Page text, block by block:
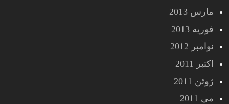
مارس 2013
فوریه 2013
نوامبر 2012
اکتبر 2011
ژوئن 2011
می 2011